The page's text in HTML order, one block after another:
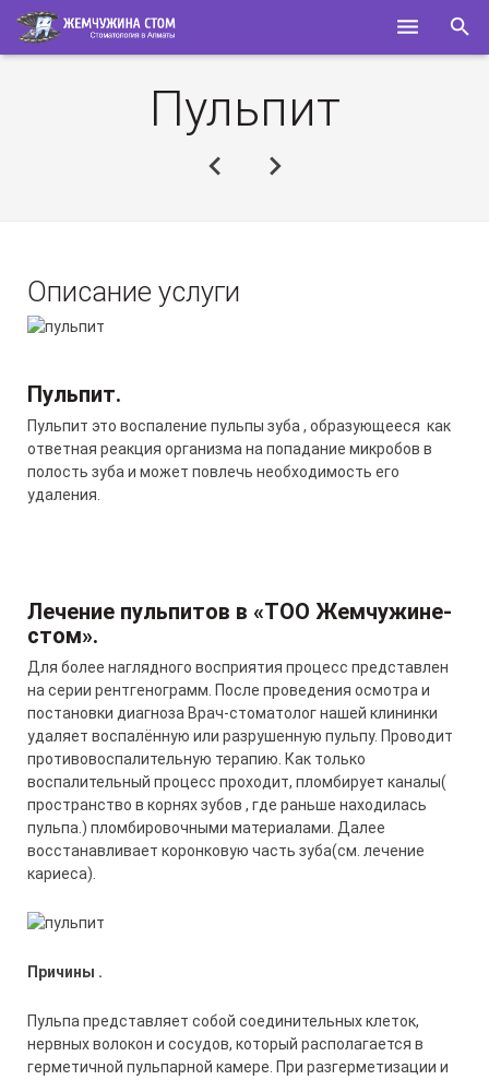
КОНТАКТЫ
ПОЛЕЗНОЕ
Пульпит
Описание услуги
Пульпит.
Пульпит это воспаление пульпы зуба , образующееся как
ответная реакция организма на попадание микробов в
полость зуба и может повлечь необходимость его
удаления.
Лечение пульпитов в «ТОО Жемчужине-
стом».
Для более наглядного восприятия процесс представлен
на серии рентгенограмм. После проведения осмотра и
постановки диагноза Врач-стоматолог нашей клининки
удаляет воспалённую или разрушенную пульпу. Проводит
противовоспалительную терапию. Как только
воспалительный процесс проходит, пломбирует каналы(
пространство в корнях зубов , где раньше находилась
пульпа.) пломбировочными материалами. Далее
восстанавливает коронковую часть зуба(см. лечение
кариеса).
Причины .
Пульпа представляет собой соединительных клеток,
нервных волокон и сосудов, который располагается в
герметичной пульпарной камере. При разгерметизации и